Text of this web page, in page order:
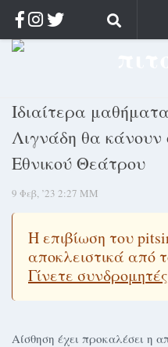
Αρχική
Αρχείο
Κοσμαγάπητα
Ρίζα & Διάρκεια
Στοχασμοί & αποφθέγματα
Γίνετε συνδρομητής
Μόνο για συνδρομητές
Ιδιαίτερα
Λιγνάδη θα κάνουν
Εθνικού Θεάτρου
9 Φεβ, ’23 2:27 ΜΜ
Η επιβίωση του
αποκλειστικά από
Γίνετε
Αίσθηση έχει προκαλέσει η